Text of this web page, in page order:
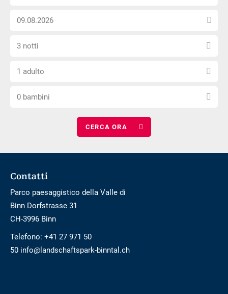
esterno
posizione
Scegli
data
arrivo
Seleziona
numero
notti
3 notti
Scegli
numero
1 adulto
Scegli
0 bambini
Footer
Contatti
Parco paesaggistico della Valle di
Binn Dorfstrasse 31
CH-3996 Binn
Telefono: +41 27 971 50
50 info@landschaftspark-binntal.ch